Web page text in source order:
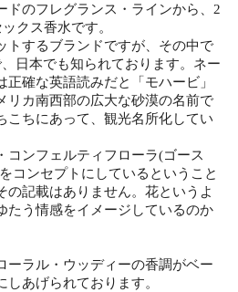
ドのフレグランス・ラインから、2
クス香水です。
トするブランドですが、その中で
日本でも知られております。ネー
正確な英語読みだと「モハービ」
リカ南西部の広大な砂漠の名前で
こちにあって、観光名所化してい
コンフェルティフローラ(ゴース
コンセプトにしているということ
の記載はありません。花というよ
たう情感をイメージしているのか
ーラル・ウッディーの香調がベー
あげられております。